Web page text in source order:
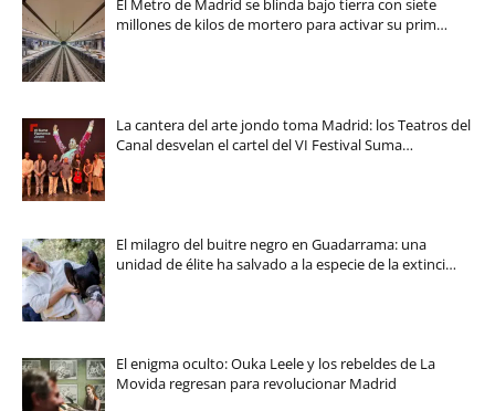
El Metro de Madrid se blinda bajo tierra con siete
millones de kilos de mortero para activar su prim…
La cantera del arte jondo toma Madrid: los Teatros del
Canal desvelan el cartel del VI Festival Suma…
El milagro del buitre negro en Guadarrama: una
unidad de élite ha salvado a la especie de la extinci…
El enigma oculto: Ouka Leele y los rebeldes de La
Movida regresan para revolucionar Madrid